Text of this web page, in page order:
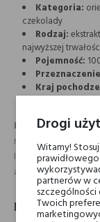
Kategoria:
czekolady
Rodzaj:
najwyższej
Pojemność:
Kraj
Dla kogo?Perfumy
miłośników
Idealny wybór dla
aromatów.
Ekstrakt
Drogi
Witamy!
partnerów w
Twoich